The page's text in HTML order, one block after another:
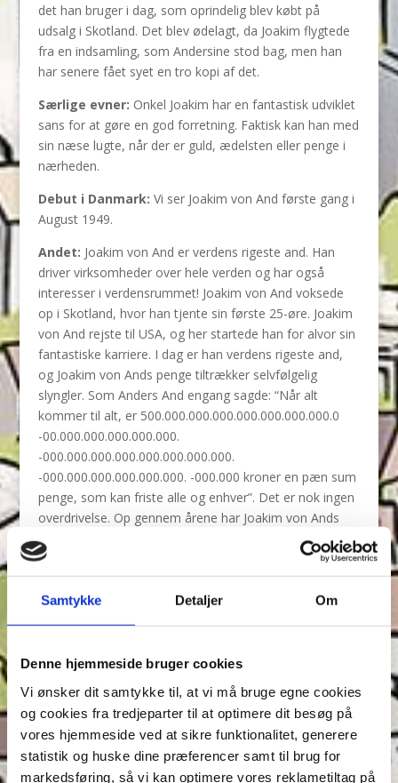
Samtykke Detaljer Om
Denne hjemmeside bruger cookies
Vi ønsker dit samtykke til, at vi må bruge egne cookies
og cookies fra tredjeparter til at optimere dit besøg på
vores hjemmeside ved at sikre funktionalitet, generere
statistik og huske dine præferencer samt til brug for
markedsføring, så vi kan optimere vores reklametiltag på
det han bruger i dag, som oprindelig blev købt på
udsalg i Skotland. Det blev ødelagt, da Joakim flygtede
fra en indsamling, som Andersine stod bag, men han
har senere fået syet en tro kopi af det.
Særlige evner: Onkel Joakim har en fantastisk udviklet
sans for at gøre en god forretning. Faktisk kan han med
sin næse lugte, når der er guld, ædelsten eller penge i
nærheden.
Debut i Danmark: Vi ser Joakim von And første gang i
August 1949.
Andet: Joakim von And er verdens rigeste and. Han
driver virksomheder over hele verden og har også
interesser i verdensrummet! Joakim von And voksede
op i Skotland, hvor han tjente sin første 25-øre. Joakim
von And rejste til USA, og her startede han for alvor sin
fantastiske karriere. I dag er han verdens rigeste and,
og Joakim von Ands penge tiltrækker selvfølgelig
slyngler. Som Anders And engang sagde: “Når alt
kommer til alt, er 500.000.000.000.000.000.000.000.0
-00.000.000.000.000.000.
-000.000.000.000.000.000.000.000.
-000.000.000.000.000.000. -000.000 kroner en pæn sum
penge, som kan friste alle og enhver”. Det er nok ingen
overdrivelse. Op gennem årene har Joakim von Ands
formue virket som en magnet på tyve og slyngler af
diverse slags. Bjørne-banden har flere gange forsøgt at
røve pengetanken men uden held. Vidste du forresten,
at Joakim von Ands højde er 92 cm? Det fandt Hexia de
Trick ud af i Anders And & Co. nr. 21/1964. Hun skulle
mål.
Joakim von And på andre sprog:
Norsk: Skrue McDuck
Svensk: Joakim von Anka
Finsk: Roppe Ankka
Engelsk: $crooge McDuck